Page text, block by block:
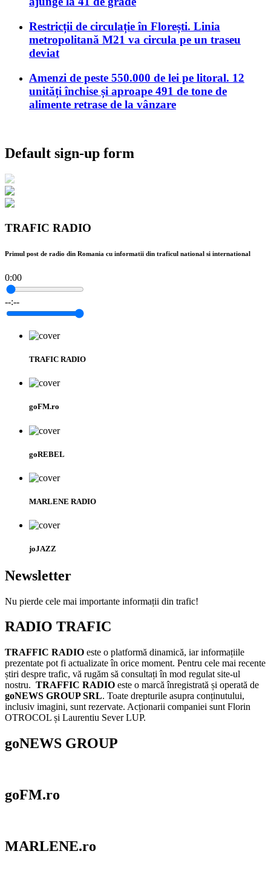
Restricții de circulație în Florești. Linia
metropolitană M21 va circula pe un traseu
deviat
Amenzi de peste 550.000 de lei pe litoral. 12
unități închise și aproape 491 de tone de
alimente retrase de la vânzare
Default sign-up form
TRAFIC RADIO
Primul post de radio din Romania cu informatii din traficul national si international
0:00
--:--
TRAFIC RADIO
goFM.ro
goREBEL
MARLENE RADIO
joJAZZ
Newsletter
Nu pierde cele mai importante informații din trafic!
RADIO TRAFIC
TRAFFIC RADIO este o platformă dinamică, iar informațiile
prezentate pot fi actualizate în orice moment. Pentru cele mai recente
știri despre trafic, vă rugăm să consultați în mod regulat site-ul
nostru. TRAFFIC RADIO este o marcă înregistrată și operată de
goNEWS GROUP SRL. Toate drepturile asupra conținutului,
inclusiv imagini, sunt rezervate. Acționarii companiei sunt Florin
OTROCOL și Laurentiu Sever LUP.
goNEWS GROUP
goFM.ro
MARLENE.ro